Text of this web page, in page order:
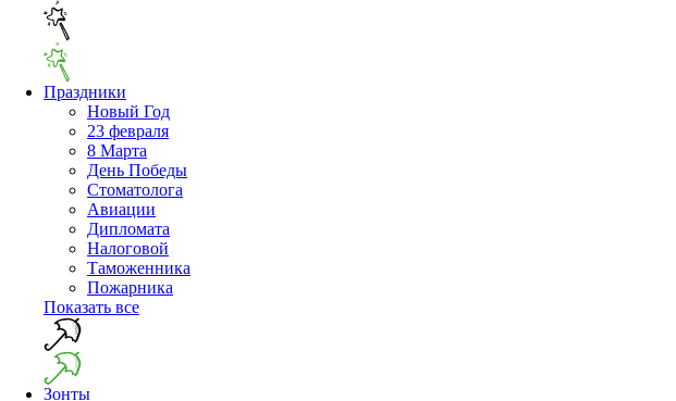
Праздники
Новый Год
23 февраля
8 Марта
День Победы
Cтоматолога
Авиации
Дипломата
Налоговой
Таможенника
Пожарника
Показать все
Зонты